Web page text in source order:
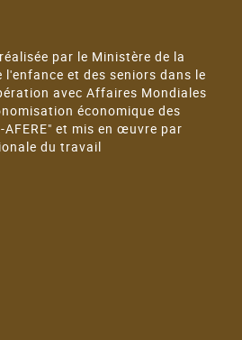
par le Ministère de la
l'enfance et des seniors dans le
avec Affaires Mondiales
économique des
et mis en œuvre par
du travail